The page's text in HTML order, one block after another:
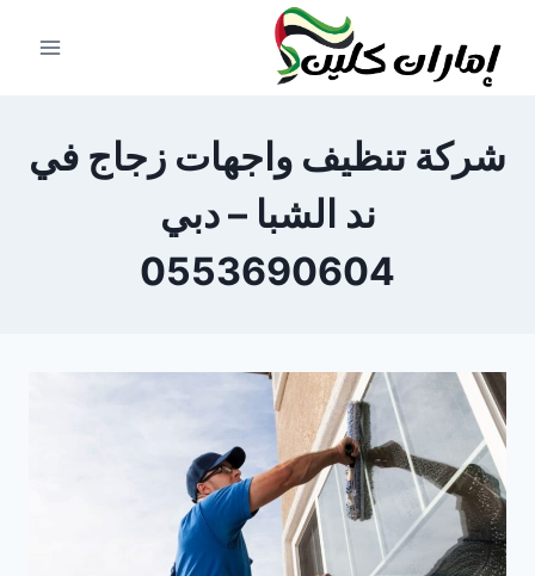
المحتوى
شركة تنظيف واجهات زجاج في
ند الشبا – دبي
0553690604